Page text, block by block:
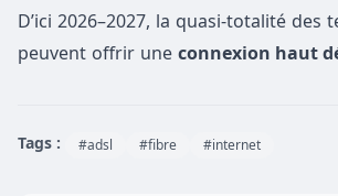
D’ici 2026–2027, la quasi-totalité
peuvent offrir une connexion haut
Tags : #adsl #fibre #internet